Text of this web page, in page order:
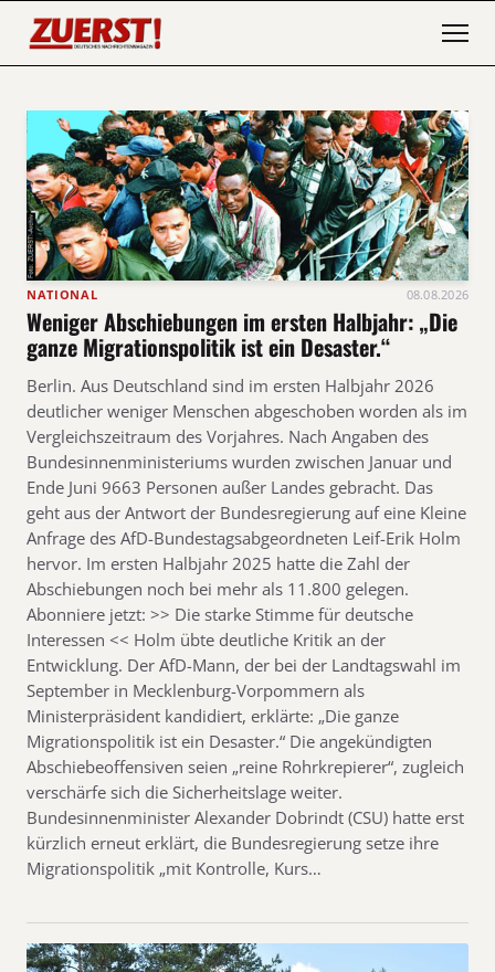
NATIONAL 08.08.2026
Weniger Abschiebungen im ersten Halbjahr: „Die
ganze Migrationspolitik ist ein Desaster.“
Berlin. Aus Deutschland sind im ersten Halbjahr 2026
deutlicher weniger Menschen abgeschoben worden als im
Vergleichszeitraum des Vorjahres. Nach Angaben des
Bundesinnenministeriums wurden zwischen Januar und
Ende Juni 9663 Personen außer Landes gebracht. Das
geht aus der Antwort der Bundesregierung auf eine Kleine
Anfrage des AfD-Bundestagsabgeordneten Leif-Erik Holm
hervor. Im ersten Halbjahr 2025 hatte die Zahl der
Abschiebungen noch bei mehr als 11.800 gelegen.
Abonniere jetzt: >> Die starke Stimme für deutsche
Interessen << Holm übte deutliche Kritik an der
Entwicklung. Der AfD-Mann, der bei der Landtagswahl im
September in Mecklenburg-Vorpommern als
Ministerpräsident kandidiert, erklärte: „Die ganze
Migrationspolitik ist ein Desaster.“ Die angekündigten
Abschiebeoffensiven seien „reine Rohrkrepierer“, zugleich
verschärfe sich die Sicherheitslage weiter.
Bundesinnenminister Alexander Dobrindt (CSU) hatte erst
kürzlich erneut erklärt, die Bundesregierung setze ihre
Migrationspolitik „mit Kontrolle, Kurs…